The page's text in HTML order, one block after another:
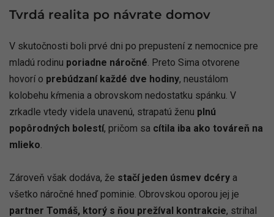
Tvrdá realita po návrate domov
V skutočnosti boli prvé dni po prepustení z nemocnice pre
mladú rodinu poriadne náročné . Preto Sima otvorene
hovorí o prebúdzaní každé dve hodiny, neustálom
kolobehu kŕmenia a obrovskom nedostatku spánku. V
zrkadle vtedy videla unavenú, strapatú ženu plnú
popôrodných bolestí, pričom sa cítila iba ako továreň na
mlieko
Zároveň však dodáva, že stačí jeden úsmev dcéry a
všetko náročné hneď pominie. Obrovskou oporou jej je
partner Tomáš, ktorý s ňou prežíval kontrakcie, strihal